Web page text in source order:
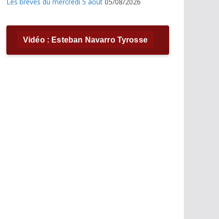
Vidéo : Esteban Navarro Tyrosse